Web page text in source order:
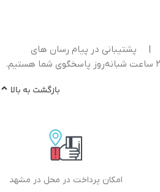
|
پشتیبانی در پیام رسان های
بازگشت به بالا
امکان پرداخت در محل در مشهد